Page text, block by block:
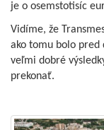
je o osemstotisíc
Vidíme, že
ako tomu bolo
veľmi dobré
prekonať.